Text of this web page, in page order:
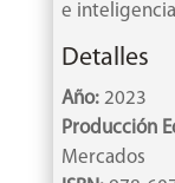
e
Detalles
Año:2023
Producción
Mercados